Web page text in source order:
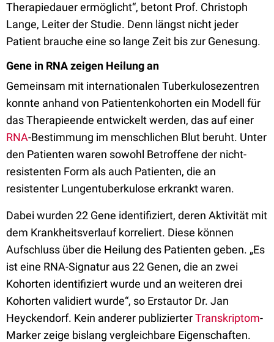
Therapiedauer ermöglicht“, betont Prof. Christoph
Lange, Leiter der Studie. Denn längst nicht jeder
Patient brauche eine so lange Zeit bis zur Genesung.
Gene in RNA zeigen Heilung an
Gemeinsam mit internationalen Tuberkulosezentren
konnte anhand von Patientenkohorten ein Modell für
das Therapieende entwickelt werden, das auf einer
RNA-Bestimmung im menschlichen Blut beruht. Unter
den Patienten waren sowohl Betroffene der nicht-
resistenten Form als auch Patienten, die an
resistenter Lungentuberkulose erkrankt waren.
Dabei wurden 22 Gene identifiziert, deren Aktivität mit
dem Krankheitsverlauf korreliert. Diese können
Aufschluss über die Heilung des Patienten geben. „Es
ist eine RNA-Signatur aus 22 Genen, die an zwei
Kohorten identifiziert wurde und an weiteren drei
Kohorten validiert wurde“, so Erstautor Dr. Jan
Heyckendorf. Kein anderer publizierterTranskriptom-
Marker zeige bislang vergleichbare Eigenschaften.